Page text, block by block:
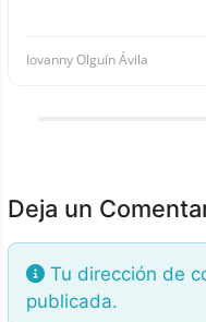
Iovanny Olguín Ávila
Deja un
Tu dirección de
publicada.